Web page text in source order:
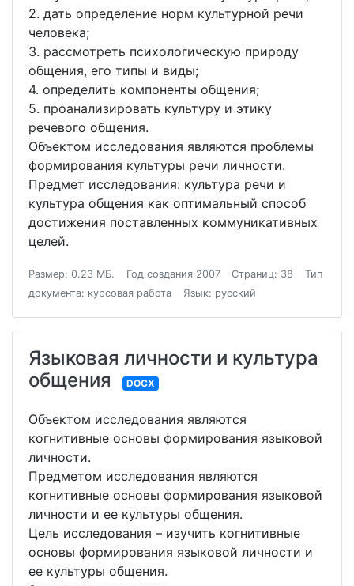
2. дать определение норм культурной речи
человека;
3. рассмотреть психологическую природу
общения, его типы и виды;
4. определить компоненты общения;
5. проанализировать культуру и этику
речевого общения.
Объектом исследования являются проблемы
формирования культуры речи личности.
Предмет исследования: культура речи и
культура общения как оптимальный способ
достижения поставленных коммуникативных
целей.
Размер: 0.23 МБ. Год создания 2007 Страниц: 38
Тип
документа: курсовая работа
Язык: русский
Языковая личности и культура
общения
DOCX
Объектом исследования являются
когнитивные основы формирования языковой
личности.
Предметом исследования являются
когнитивные основы формирования языковой
личности и ее культуры общения.
Цель исследования – изучить когнитивные
основы формирования языковой личности и
ее культуры общения.